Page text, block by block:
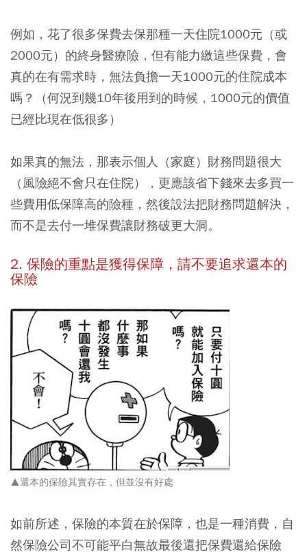
例如， 花了很多保費去保那種一天住院1000元（或
2000元）的終身醫療險，但有能力繳這些保費，會
真的在有需求時，無法負擔一天1000元的住院成本
嗎？（何況到幾10年後用到的時候，1000元的價值
已經比現在低很多）
如果真的無法，那表示個人（家庭）財務問題很大
（風險絕不會只在住院），更應該省下錢來去多買一
些費用低保障高的險種，然後設法把財務問題解決，
而不是去付一堆保費讓財務破更大洞。
2. 保險的重點是獲得保障，請不要追求還本的
保險
▲還本的保險其實存在，但並沒有好處
如前所述，保險的本質在於保障，也是一種消費，自
然保險公司不可能平白無故最後還把保費還給保險